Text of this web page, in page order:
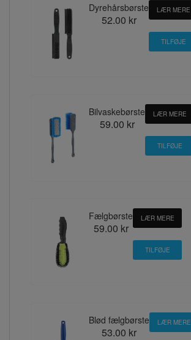
Dyrehårsbørste
52.00 kr
LÆR MERE
Bilvaskebørste
59.00 kr
LÆR MERE
Fælgbørste
59.00 kr
LÆR MERE
Blød fælgbørste
53.00 kr
LÆR MERE